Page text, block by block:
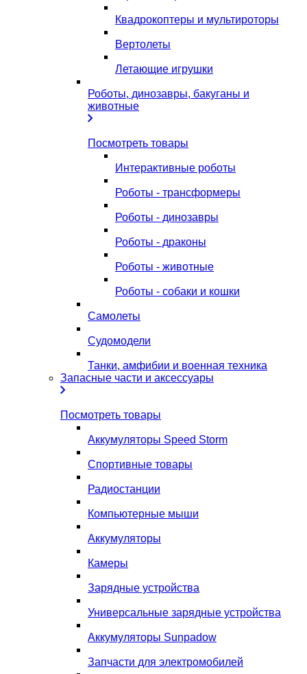
Квадрокоптеры и мультироторы
Вертолеты
Летающие игрушки
Роботы, динозавры, бакуганы и
животные
Посмотреть товары
Интерактивные роботы
Роботы - трансформеры
Роботы - динозавры
Роботы - драконы
Роботы - животные
Роботы - собаки и кошки
Самолеты
Судомодели
Танки, амфибии и военная техника
Запасные части и аксессуары
Посмотреть товары
Аккумуляторы Speed Storm
Спортивные товары
Радиостанции
Компьютерные мыши
Аккумуляторы
Камеры
Зарядные устройства
Универсальные зарядные устройства
Аккумуляторы Sunpadow
Запчасти для электромобилей